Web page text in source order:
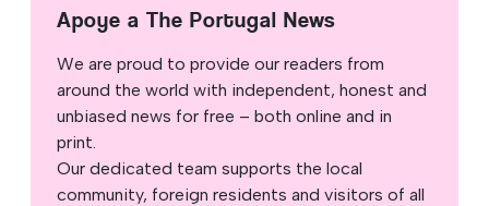
Apoye a The Portugal News
We are proud to provide our readers from
around the world with independent, honest and
unbiased news for free – both online and in
print.
Our dedicated team supports the local
community, foreign residents and visitors of all